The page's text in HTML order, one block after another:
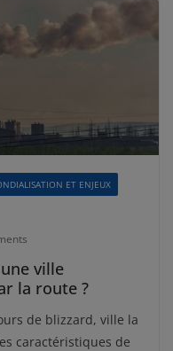
ET ENJEUX
ville
la route ?
de blizzard, ville la
caractéristiques de